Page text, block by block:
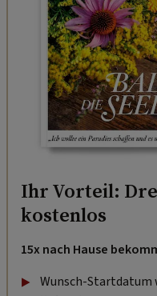
Ihr Vorteil:
kostenlos
15x nach Hause
Wunsch-Startdatum